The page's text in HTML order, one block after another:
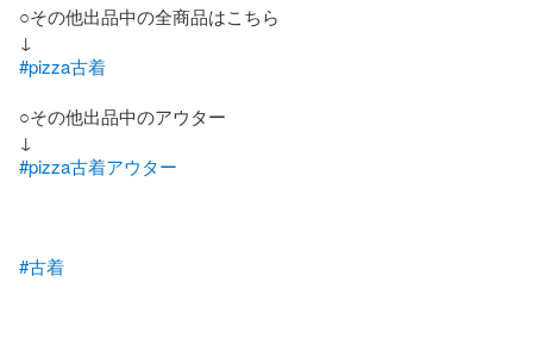
○その他出品中の全商品はこちら
#pizza古着
○その他出品中のアウター
#pizza古着アウター
#古着